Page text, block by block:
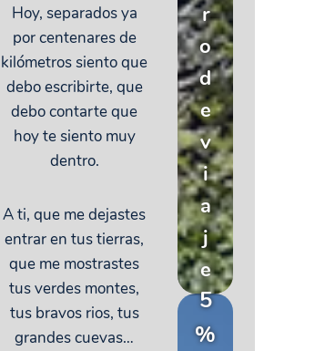
Hoy, separados ya
por centenares de
kilómetros siento que
debo escribirte, que
debo contarte que
hoy te siento muy
dentro.
A ti, que me dejastes
entrar en tus tierras,
que me mostrastes
tus verdes montes,
tus bravos rios, tus
grandes cuevas…
r
o
d
e
v
i
a
j
e
5
%